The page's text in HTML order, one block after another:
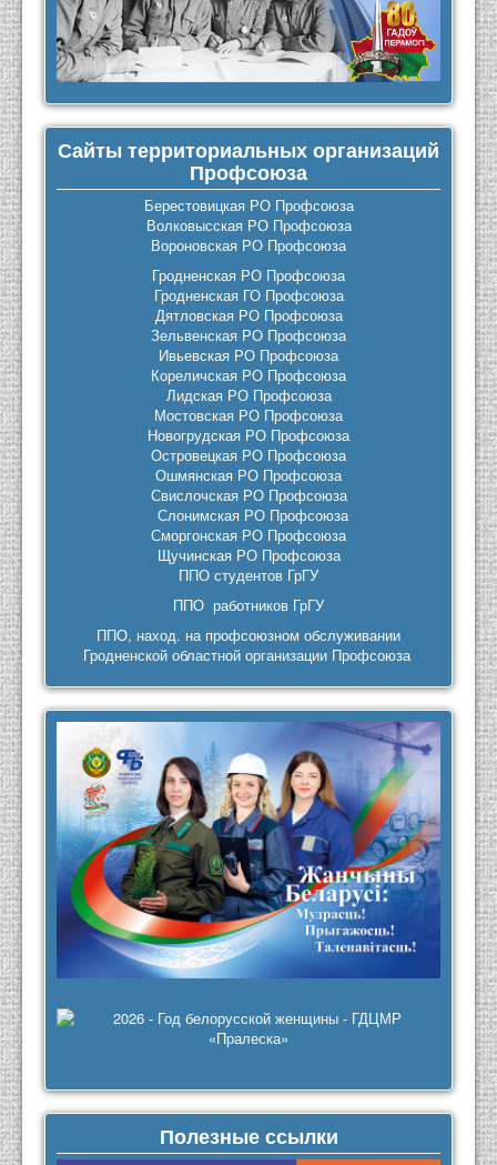
Сайты территориальных организаций
Профсоюза
Берестовицкая РО Профсоюза
Волковысская РО Профсоюза
Вороновская РО Профсоюза
Гродненская РО Профсоюза
Гродненская ГО Профсоюза
Дятловская РО Профсоюза
Зельвенская РО Профсоюза
Ивьевская РО Профсоюза
Кореличская РО Профсоюза
Лидская РО Профсоюза
Мостовская РО Профсоюза
Новогрудская РО Профсоюза
Островецкая РО Профсоюза
Ошмянская РО Профсоюза
Свислочская РО Профсоюза
Слонимская РО Профсоюза
Сморгонская РО Профсоюза
Щучинская РО Профсоюза
ППО студентов ГрГУ
ППО работников ГрГУ
ППО, наход. на профсоюзном обслуживании
Гродненской областной организации Профсоюза
Полезные ссылки